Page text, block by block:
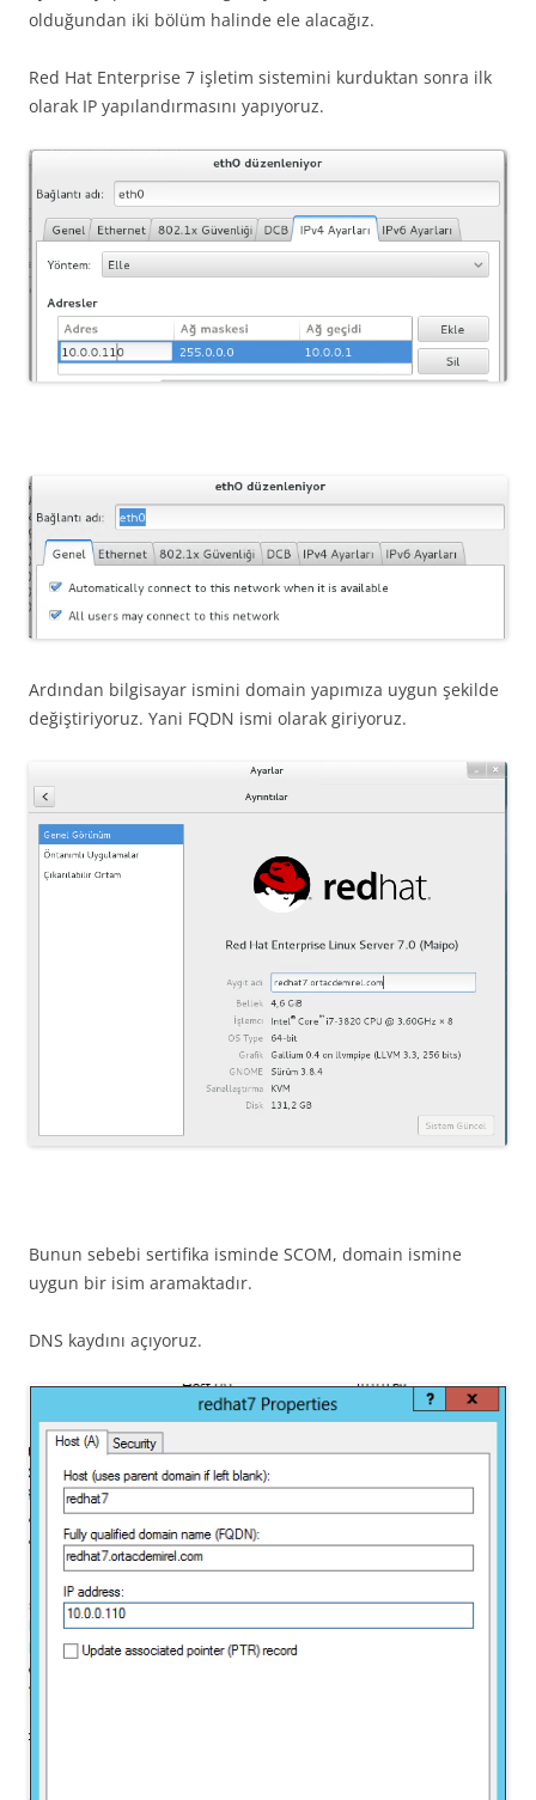
olduğundan iki bölüm halinde ele alacağız.
Red Hat Enterprise 7 işletim sistemini kurduktan sonra ilk
olarak IP yapılandırmasını yapıyoruz.
Ardından bilgisayar ismini domain yapımıza uygun şekilde
değiştiriyoruz. Yani FQDN ismi olarak giriyoruz.
Bunun sebebi sertifika isminde SCOM, domain ismine
uygun bir isim aramaktadır.
DNS kaydını açıyoruz.